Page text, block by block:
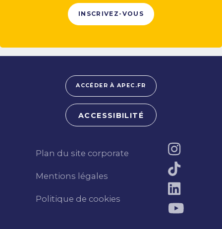
INSCRIVEZ-VOUS
Plan du site corporate
Mentions légales
Politique de cookies
ACCÉDER À APEC.FR
ACCESSIBILITÉ